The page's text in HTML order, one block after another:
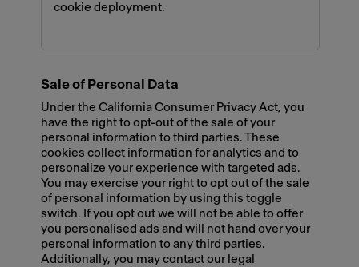
cookie deployment.
Sale of Personal Data
Under the California Consumer Privacy Act, you
have the right to opt-out of the sale of your
personal information to third parties. These
cookies collect information for analytics and to
personalize your experience with targeted ads.
You may exercise your right to opt out of the sale
of personal information by using this toggle
switch. If you opt out we will not be able to offer
you personalised ads and will not hand over your
personal information to any third parties.
Additionally, you may contact our legal